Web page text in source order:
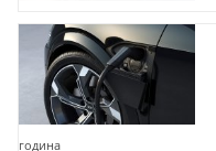
година